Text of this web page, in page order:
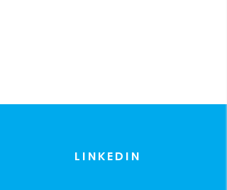
LINKEDIN